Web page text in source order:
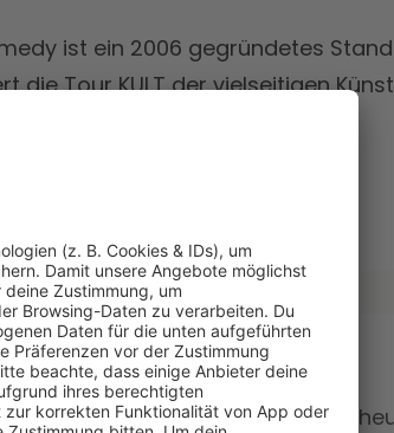
ist ein 2006 gegründetes
die Tour KULT der vielseitigen
Zu Rebell Comedy gehören bis